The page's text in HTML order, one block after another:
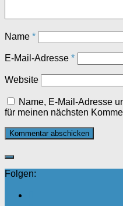
Name *
E-Mail-Adresse *
Website
Name, E-Mail-Adresse
für meinen nächsten
Folgen: